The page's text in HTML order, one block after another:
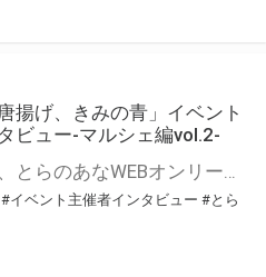
揚げ、きみの青」イベント
ビュー-マルシェ編vol.2-
こんにちは、とらのあなWEBオンリー運営スタッフです。 新たにお届けする、イベント主催者インタビュー-マルシェ編-は、 とらのあなWEBオンリー「マルシェ」をご利用の主催様に 「マルシェ」を使ってイベントを開催した感想や心がけをお聞きする企画です。 今回は、WEBオンリー初開催「駄菓子と唐揚げ、きみの青」より、 主催のぎこ六屋様にお話を伺いました。 協力：ぎこ六屋様／イベント公式Twitter（@krkgwks） とらのあなWEBオンリー「マルシェ」とは？ WEBオンリーでリアルタイムでコミュニケーションがとれるオンライン会場です。
#イベント主催者インタビュー #とら